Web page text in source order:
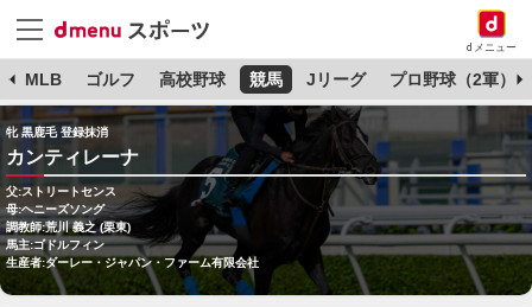
dメニュー
MLB ゴルフ 高校野球 競馬 Jリーグ プロ野球（2軍）
牝 黒鹿毛 登録抹消
カンティレーナ
父:ストリートセンス
母:ヘニーズソング
調教師:荒川 義之 (栗東)
馬主:ゴドルフィン
生産者:ダーレー・ジャパン・ファーム有限会社